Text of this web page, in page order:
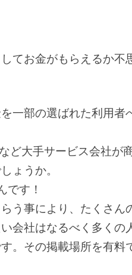
てお金がもらえるか不
一部の選ばれた利用者
ど大手サービス会社が
ょうか。
です！
う事により、たくさん
会社はなるべく多くの
。その掲載場所を有料